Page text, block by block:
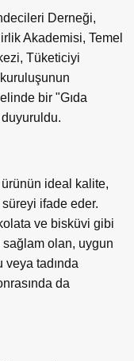
Derneği,
Akademisi, Temel
Tüketiciyi
bir "Gıda
duyuruldu.
ideal kalite,
ifade eder.
ve bisküvi gibi
sağlam olan, uygun
tadında
da